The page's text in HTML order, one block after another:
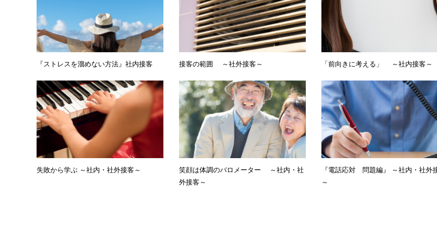
『ストレスを溜めない方法』社内接客 接客の範囲 ～社外接客～ 「前向きに考える」 ～社内接客～
失敗から学ぶ ～社内・社外接客～
笑顔は体調のバロメーター ～社内・社
外接客～
『電話応対 問題編』 ～社内・社外
～